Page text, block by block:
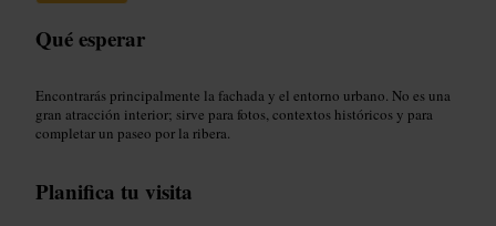
Qué esperar
Encontrarás principalmente la fachada y el entorno urbano. No es una
gran atracción interior; sirve para fotos, contextos históricos y para
completar un paseo por la ribera.
Planifica tu visita